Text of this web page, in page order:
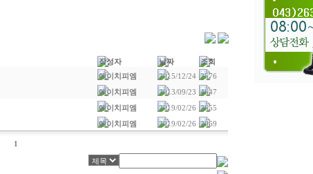
작성자 날짜
조회
에이치피엠 2015/12/24 2576
에이치피엠 2013/09/23 4647
에이치피엠 2019/02/26 2655
에이치피엠 2019/02/26 2069
1